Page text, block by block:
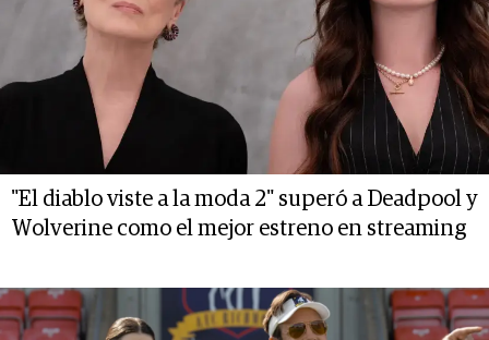
"El diablo viste a la moda 2" superó a Deadpool y
Wolverine como el mejor estreno en streaming